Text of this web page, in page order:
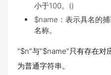
小于100。()
$name：表示具名的
名称。
"$n"与"$name"只有存在对
为普通字符串。